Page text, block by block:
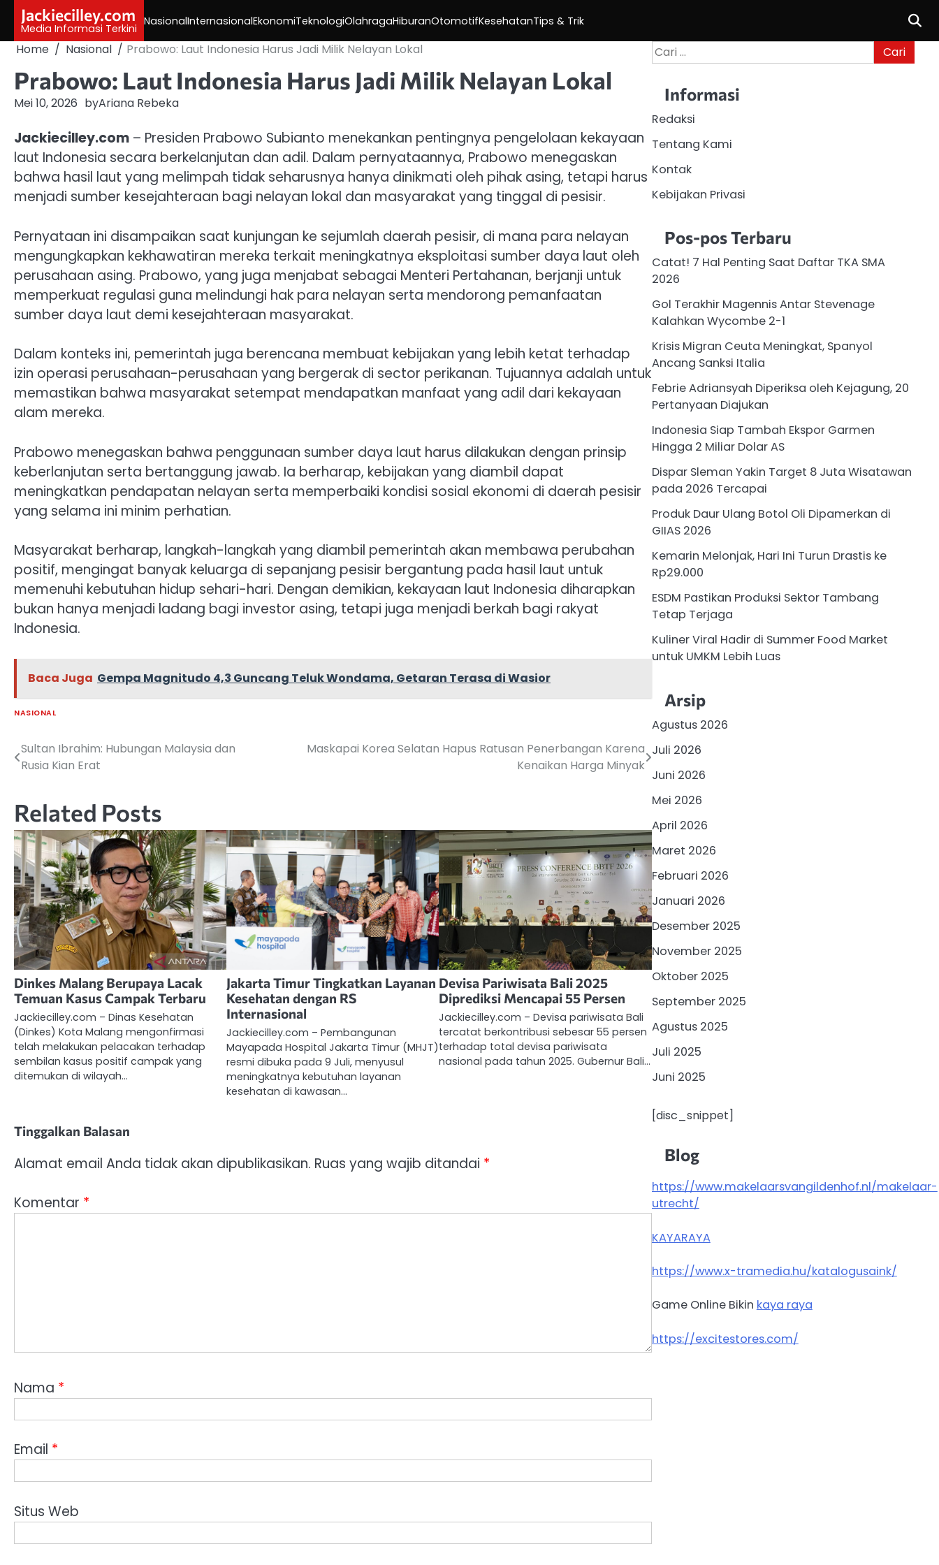
content
Jackiecilley.com
Media Informasi Terkini
NasionalInternasionalEkonomiTeknologiOlahragaHiburanOtomotifKesehatanTips & Trik
Home Nasional Prabowo: Laut Indonesia Harus Jadi Milik Nelayan Lokal
Prabowo: Laut Indonesia Harus Jadi Milik Nelayan Lokal
Mei 10, 2026 byAriana Rebeka
Jackiecilley.com – Presiden Prabowo Subianto menekankan pentingnya pengelolaan kekayaan
laut Indonesia secara berkelanjutan dan adil. Dalam pernyataannya, Prabowo menegaskan
bahwa hasil laut yang melimpah tidak seharusnya hanya dinikmati oleh pihak asing, tetapi harus
menjadi sumber kesejahteraan bagi nelayan lokal dan masyarakat yang tinggal di pesisir.
Pernyataan ini disampaikan saat kunjungan ke sejumlah daerah pesisir, di mana para nelayan
mengungkapkan kekhawatiran mereka terkait meningkatnya eksploitasi sumber daya laut oleh
perusahaan asing. Prabowo, yang juga menjabat sebagai Menteri Pertahanan, berjanji untuk
memperkuat regulasi guna melindungi hak para nelayan serta mendorong pemanfaatan
sumber daya laut demi kesejahteraan masyarakat.
Dalam konteks ini, pemerintah juga berencana membuat kebijakan yang lebih ketat terhadap
izin operasi perusahaan-perusahaan yang bergerak di sector perikanan. Tujuannya adalah untuk
memastikan bahwa masyarakat setempat mendapatkan manfaat yang adil dari kekayaan
alam mereka.
Prabowo menegaskan bahwa penggunaan sumber daya laut harus dilakukan dengan prinsip
keberlanjutan serta bertanggung jawab. Ia berharap, kebijakan yang diambil dapat
meningkatkan pendapatan nelayan serta memperbaiki kondisi sosial ekonomi di daerah pesisir
yang selama ini minim perhatian.
Masyarakat berharap, langkah-langkah yang diambil pemerintah akan membawa perubahan
positif, mengingat banyak keluarga di sepanjang pesisir bergantung pada hasil laut untuk
memenuhi kebutuhan hidup sehari-hari. Dengan demikian, kekayaan laut Indonesia diharapkan
bukan hanya menjadi ladang bagi investor asing, tetapi juga menjadi berkah bagi rakyat
Indonesia.
Baca Juga Gempa Magnitudo 4,3 Guncang Teluk Wondama, Getaran Terasa di Wasior
NASIONAL
Navigasi
Sultan Ibrahim: Hubungan Malaysia dan
Rusia Kian Erat
Maskapai Korea Selatan Hapus Ratusan Penerbangan Karena
Kenaikan Harga Minyak
Related Posts
Dinkes Malang Berupaya Lacak
Temuan Kasus Campak Terbaru
Jackiecilley.com – Dinas Kesehatan
(Dinkes) Kota Malang mengonfirmasi
telah melakukan pelacakan terhadap
sembilan kasus positif campak yang
ditemukan di wilayah…
Jakarta Timur Tingkatkan Layanan
Kesehatan dengan RS
Internasional
Jackiecilley.com – Pembangunan
Mayapada Hospital Jakarta Timur (MHJT)
resmi dibuka pada 9 Juli, menyusul
meningkatnya kebutuhan layanan
kesehatan di kawasan…
Devisa Pariwisata Bali 2025
Diprediksi Mencapai 55 Persen
Jackiecilley.com – Devisa pariwisata Bali
tercatat berkontribusi sebesar 55 persen
terhadap total devisa pariwisata
nasional pada tahun 2025. Gubernur Bali…
Tinggalkan Balasan
Alamat email Anda tidak akan dipublikasikan. Ruas yang wajib ditandai *
Komentar *
Nama *
Email *
Situs Web
Cari
untuk:
Informasi
Redaksi
Tentang Kami
Kontak
Kebijakan Privasi
Pos-pos Terbaru
Catat! 7 Hal Penting Saat Daftar TKA SMA
2026
Gol Terakhir Magennis Antar Stevenage
Kalahkan Wycombe 2-1
Krisis Migran Ceuta Meningkat, Spanyol
Ancang Sanksi Italia
Febrie Adriansyah Diperiksa oleh Kejagung, 20
Pertanyaan Diajukan
Indonesia Siap Tambah Ekspor Garmen
Hingga 2 Miliar Dolar AS
Dispar Sleman Yakin Target 8 Juta Wisatawan
pada 2026 Tercapai
Produk Daur Ulang Botol Oli Dipamerkan di
GIIAS 2026
Kemarin Melonjak, Hari Ini Turun Drastis ke
Rp29.000
ESDM Pastikan Produksi Sektor Tambang
Tetap Terjaga
Kuliner Viral Hadir di Summer Food Market
untuk UMKM Lebih Luas
Arsip
Agustus 2026
Juli 2026
Juni 2026
Mei 2026
April 2026
Maret 2026
Februari 2026
Januari 2026
Desember 2025
November 2025
Oktober 2025
September 2025
Agustus 2025
Juli 2025
Juni 2025
[disc_snippet]
Blog
https://www.makelaarsvangildenhof.nl/makelaar-
utrecht/
KAYARAYA
https://www.x-tramedia.hu/katalogusaink/
Game Online Bikin kaya raya
https://excitestores.com/